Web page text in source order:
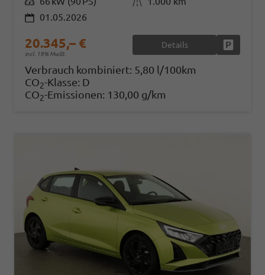
01.05.2026
20.345,– €
incl. 19% MwSt.
Details
Verbrauch kombiniert: 5,80 l/100km
CO2-Klasse: D
CO2-Emissionen: 130,00 g/km